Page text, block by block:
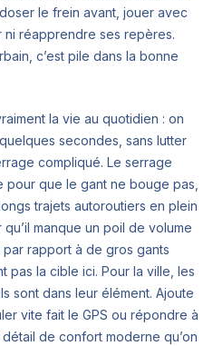
le frein avant, jouer avec
ni réapprendre ses repères.
c’est pile dans la bonne
la vie au quotidien : on
secondes, sans lutter
compliqué. Le serrage
pour que le gant ne bouge pas,
trajets autoroutiers en plein
manque un poil de volume
rapport à de gros gants
pas la cible ici. Pour la ville, les
sont dans leur élément. Ajoute
vite fait le GPS ou répondre à
détail de confort moderne qu’on